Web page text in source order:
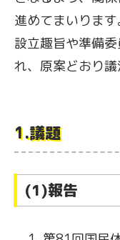
進めてまいりま
設立趣旨や準備
れ、原案どおり議
1.議題
(1)報告